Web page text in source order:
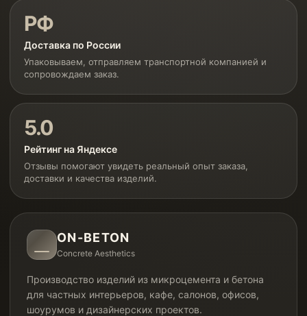
РФ
Доставка по России
Упаковываем, отправляем транспортной компанией и
сопровождаем заказ.
5.0
Рейтинг на Яндексе
Отзывы помогают увидеть реальный опыт заказа,
доставки и качества изделий.
ON-BETON
Concrete Aesthetics
Производство изделий из микроцемента и бетона
для частных интерьеров, кафе, салонов, офисов,
шоурумов и дизайнерских проектов.